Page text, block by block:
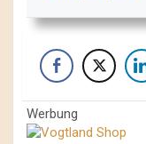
Werbung